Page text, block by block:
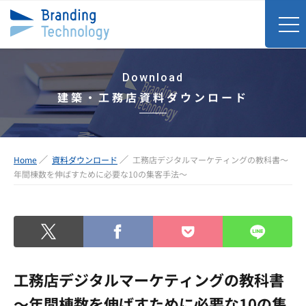
Download
建築・工務店資料ダウンロード
Home 資料ダウンロード
工務店デジタルマーケティングの教科書～
年間棟数を伸ばすために必要な10の集客手法～
工務店デジタルマーケティングの教科書